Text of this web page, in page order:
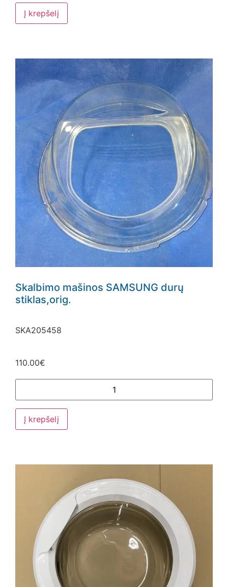
Į krepšelį
Skalbimo mašinos SAMSUNG durų
stiklas,orig.
SKA205458
110.00€
Į krepšelį